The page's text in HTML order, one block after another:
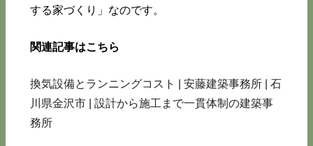
する家づくり」なのです。
関連記事はこちら
換気設備とランニングコスト | 安藤建築事務所 | 石
川県金沢市 | 設計から施工まで一貫体制の建築事
務所